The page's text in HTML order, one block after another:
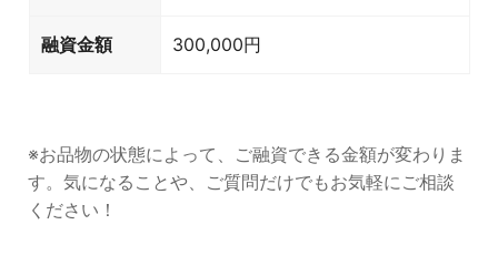
融資金額 300,000円
※お品物の状態によって、ご融資できる金額が変わりま
す。気になることや、ご質問だけでもお気軽にご相談
ください！